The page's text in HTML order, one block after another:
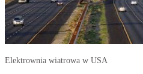
Elektrownia wiatrowa w USA